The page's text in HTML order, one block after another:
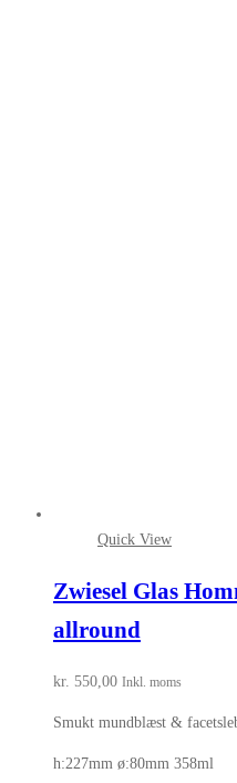
Quick View
Zwiesel Glas
allround
kr. 550,00 Inkl. moms
Smukt mundblæst &
h:227mm ø:80mm 358ml